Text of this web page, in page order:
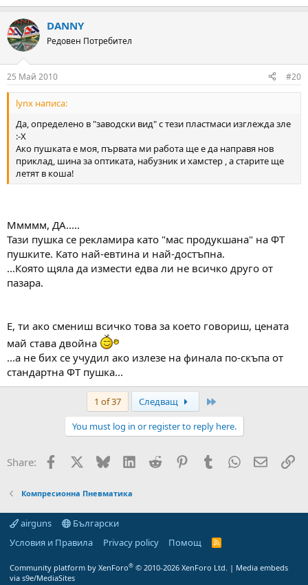
DANNY
Редовен Потребител
25 Май 2010 #20
lynx написа:
Да, определено в "заводски вид" с тези пластмаси изглежда зле
:-X
Ако пушката е моя, първата ми работа ще е да направя нов
приклад, шина за оптиката, набузник и хамстер , а старите ще
летят в коша!
Ммммм, ДА.....
Тази пушка се рекламира като "мас продукшана" на ФТ
пушките. Като най-евтина и най-достъпна.
...Която щяла да измести едва ли не всичко друго от
пазара.
Е, ти ако смениш всичко това за което говориш, цената
май става двойна
...а не бих се учудил ако излезе на финала по-скъпа от
стандартна ФТ пушка...
1 of 37 Следващ
You must log in or register to reply here.
Share: Facebook Bluesky LinkedInReddit PinterestTumblrWhatsApp
Email
Компресионна Пневматика
airguns
Български
Условия и Правила
Privacy policy Помощ
R
Community platform by XenForo® © 2010-2026 XenForo Ltd. | Media embeds
via s9e/MediaSites